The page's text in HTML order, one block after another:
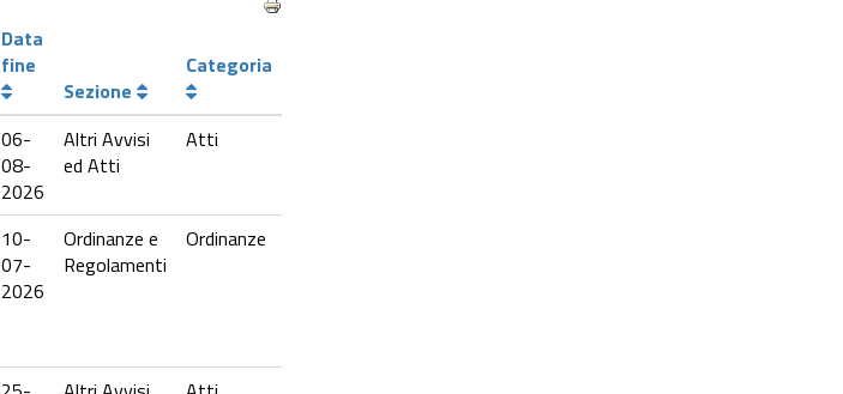
Data
fine
Sezione
Categoria
06-
08-
2026
Altri Avvisi
ed Atti
Atti
10-
07-
2026
Ordinanze e
Regolamenti
Ordinanze